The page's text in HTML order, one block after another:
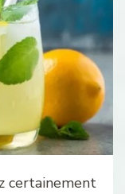
certainement